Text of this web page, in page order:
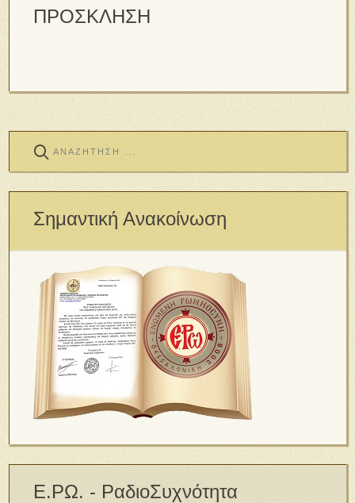
ΠΡΟΣΚΛΗΣΗ
Σημαντική Ανακοίνωση
Ε.ΡΩ. - ΡαδιοΣυχνότητα